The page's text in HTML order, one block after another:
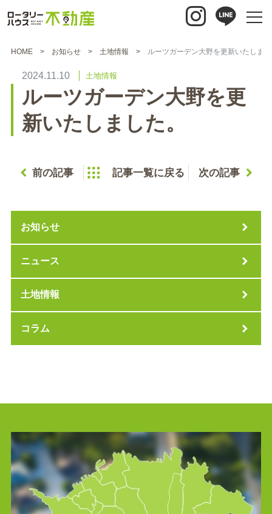
HOME お知らせ 土地情報 ルーツガーデン大野を更新いたしま
2024.11.10 土地情報
ルーツガーデン大野を更
新いたしました。
前の記事 記事一覧に戻る 次の記事
お知らせ
ニュース
土地情報
コラム